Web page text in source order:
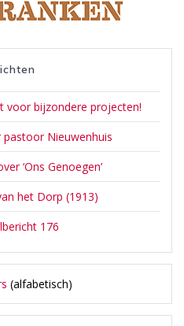
voor bijzondere projecten!
Nieuwenhuis
‘Ons Genoegen’
het Dorp (1913)
176
(alfabetisch)